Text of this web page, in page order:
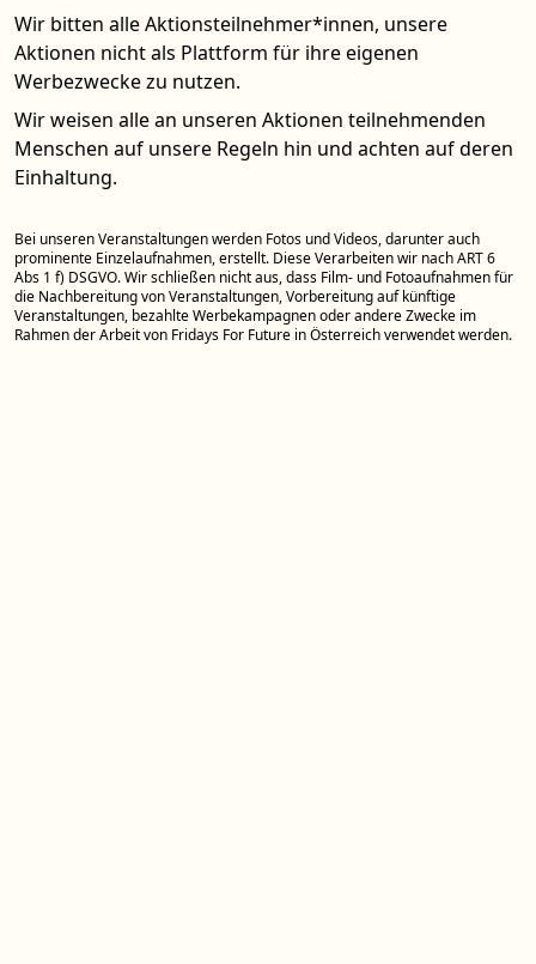
Wir bitten alle Aktionsteilnehmer*innen, unsere
Aktionen nicht als Plattform für ihre eigenen
Werbezwecke zu nutzen.
Wir weisen alle an unseren Aktionen teilnehmenden
Menschen auf unsere Regeln hin und achten auf deren
Einhaltung.
Bei unseren Veranstaltungen werden Fotos und Videos, darunter auch
prominente Einzelaufnahmen, erstellt. Diese Verarbeiten wir nach ART 6
Abs 1 f) DSGVO. Wir schließen nicht aus, dass Film- und Fotoaufnahmen für
die Nachbereitung von Veranstaltungen, Vorbereitung auf künftige
Veranstaltungen, bezahlte Werbekampagnen oder andere Zwecke im
Rahmen der Arbeit von Fridays For Future in Österreich verwendet werden.